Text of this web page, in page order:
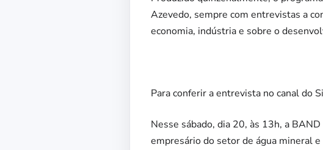
Azevedo, sempre com entrevistas a
economia, indústria e sobre o
Para conferir a entrevista no canal do
Nesse sábado, dia 20, às 13h, a
empresário do setor de água mineral